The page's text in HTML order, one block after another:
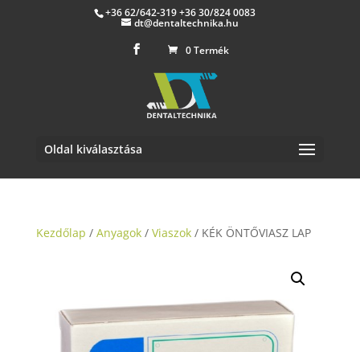
+36 62/642-319 +36 30/824 0083
dt@dentaltechnika.hu
0 Termék
Oldal kiválasztása
Kezdőlap / Anyagok/ Viaszok/ KÉK ÖNTŐVIASZ LAP